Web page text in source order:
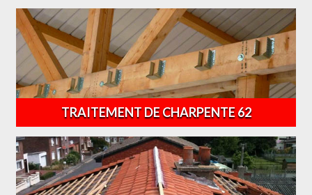
TRAITEMENT DE CHARPENTE 62